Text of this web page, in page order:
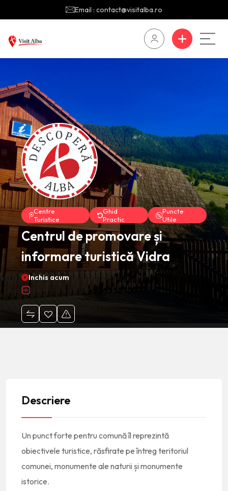
Email : contact@visitalba.ro
Centre
Turistice
Ghid
Practic
Puncte
Utile
Centrul de promovare și
informare turistică Vidra
Inchis acum
Descriere
Un punct forte pentru comună îl reprezintă
obiectivele turistice, răsfirate pe întreg teritoriul
comunei, monumente ale naturii și monumente
istorice.